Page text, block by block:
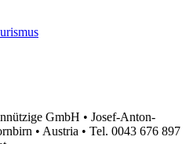
GmbH • Josef-Anton-
• Austria • Tel. 0043 676 897